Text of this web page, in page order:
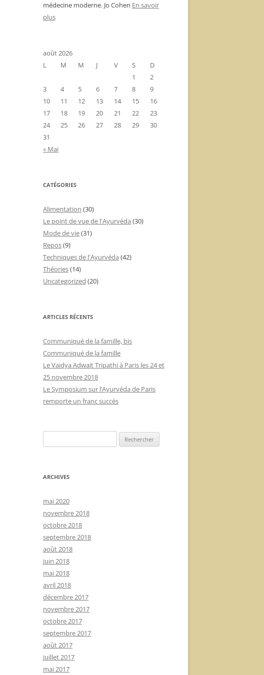
médecine moderne. Jo Cohen En savoir
plus
août 2026
L
M M J V S
D
1
2
3
4 5 6 7 8
9
10
11 12 13 14 15
16
17
18 19 20 21 22
23
24
25 26 27 28 29
30
31
« Mai
CATÉGORIES
Alimentation (30)
Le point de vue de l'Ayurvéda (30)
Mode de vie(31)
Repos(9)
Techniques de l'Ayurvéda (42)
Théories(14)
Uncategorized (20)
ARTICLES RÉCENTS
Communiqué de la famille, bis
Communiqué de la famille
Le Vaidya Adwait Tripathi à Paris les 24 et
25 novembre 2018
Le Symposium sur l’Ayurvéda de Paris
remporte un franc succès
ARCHIVES
mai 2020
novembre 2018
octobre 2018
septembre 2018
août 2018
juin 2018
mai 2018
avril 2018
décembre 2017
novembre 2017
octobre 2017
septembre 2017
août 2017
juillet 2017
mai 2017